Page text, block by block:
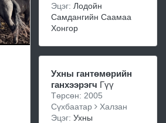
Эцэг: Лодойн
Самдангийн Саамаа
Хонгор
Ухны гантөмөрийн
ганхээрэгч Гүү
Төрсөн: 2005
Сүхбаатар
Халзан
Эцэг: Ухны